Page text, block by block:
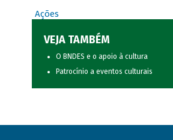
Ações
VEJA TAMBÉM
O BNDES e o apoio à cultura
Patrocínio a eventos culturais